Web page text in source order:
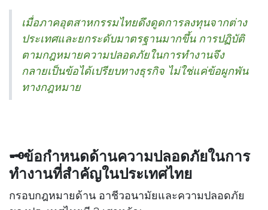
เมื่อภาคอุตสาหกรรมไทยดึงดูดการลงทุนจากต่าง
ประเทศและยกระดับมาตรฐานมากขึ้น การปฏิบัติ
ตามกฎหมายความปลอดภัยในการทำงานจึง
กลายเป็นข้อได้เปรียบทางธุรกิจ ไม่ใช่แค่ข้อผูกพัน
ทางกฎหมาย
🗝️ข้อกำหนดด้านความปลอดภัยในการ
ทำงานที่สำคัญในประเทศไทย
กรอบกฎหมายด้าน อาชีวอนามัยและความปลอดภัย